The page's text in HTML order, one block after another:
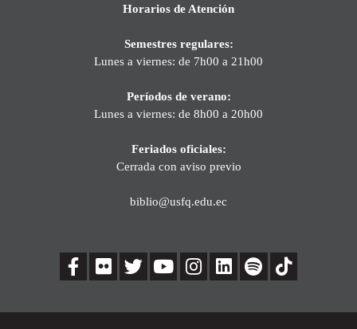
Horarios de Atención
Semestres regulares:
Lunes a viernes: de 7h00 a 21h00
Períodos de verano:
Lunes a viernes: de 8h00 a 20h00
Feriados oficiales:
Cerrada con aviso previo
biblio@usfq.edu.ec